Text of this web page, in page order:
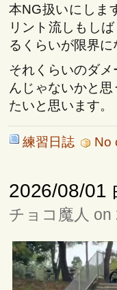
本NG扱いにしま
リント流しもし
るくらいが限界
それくらいのダ
んじゃないかと
たいと思います。
練習日誌 No
2026/08/01
チョコ魔人 on